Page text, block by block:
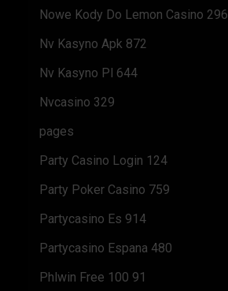
Nowe Kody Do Lemon Casino 296
Nv Kasyno Apk 872
Nv Kasyno Pl 644
Nvcasino 329
pages
Party Casino Login 124
Party Poker Casino 759
Partycasino Es 914
Partycasino Espana 480
Phlwin Free 100 91